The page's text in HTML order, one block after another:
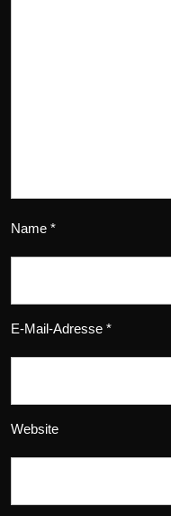
Name *
E-Mail-Adresse *
Website